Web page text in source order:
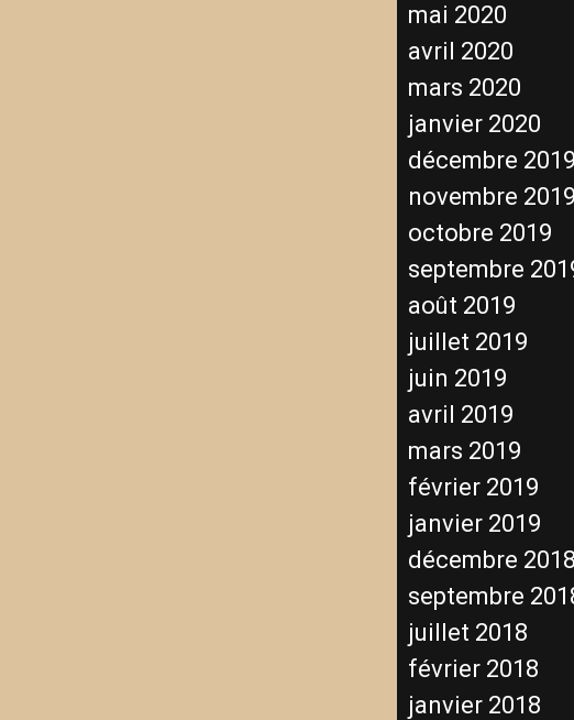
mai 2020
avril 2020
mars 2020
janvier 2020
décembre 2019
novembre 2019
octobre 2019
septembre
août 2019
juillet 2019
juin 2019
avril 2019
mars 2019
février 2019
janvier 2019
décembre 2018
septembre
juillet 2018
février 2018
janvier 2018